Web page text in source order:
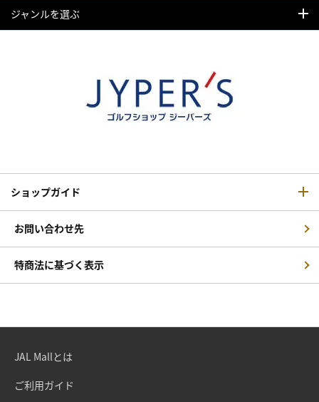
ジャンルを選ぶ
ショップガイド
お問い合わせ先
特商法に基づく表示
JAL Mallとは
ご利用ガイド